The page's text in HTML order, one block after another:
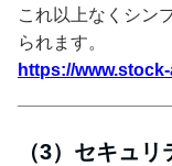
これ以上なくシン
られます。
https://
（3）セキュ